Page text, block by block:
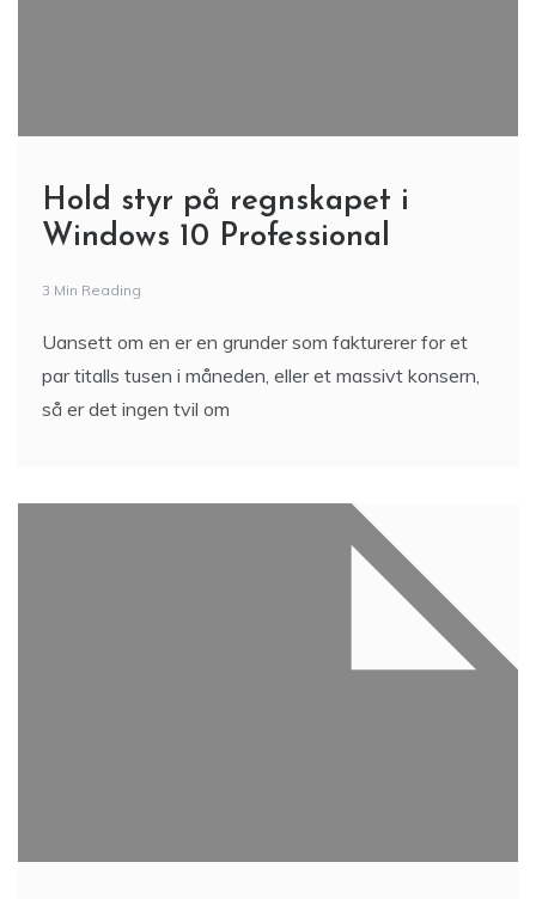
Hold styr på regnskapet i
Windows 10 Professional
3 Min Reading
Uansett om en er en grunder som fakturerer for et
par titalls tusen i måneden, eller et massivt konsern,
så er det ingen tvil om